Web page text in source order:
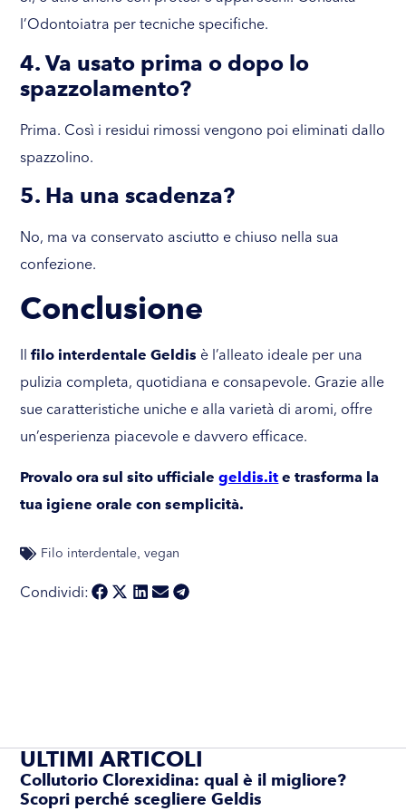
l’Odontoiatra per tecniche specifiche.
4. Va usato prima o dopo lo
spazzolamento?
Prima. Così i residui rimossi vengono poi eliminati dallo
spazzolino.
5. Ha una scadenza?
No, ma va conservato asciutto e chiuso nella sua
confezione.
Conclusione
Ilfilo interdentale Geldis è l’alleato ideale per una
pulizia completa, quotidiana e consapevole. Grazie alle
sue caratteristiche uniche e alla varietà di aromi, offre
un’esperienza piacevole e davvero efficace.
Provalo ora sul sito ufficialegeldis.it e trasforma la
tua igiene orale con semplicità.
Filo interdentale ,vegan
Condividi:
ULTIMI ARTICOLI
Collutorio Clorexidina: qual è il migliore?
Scopri perché scegliere Geldis